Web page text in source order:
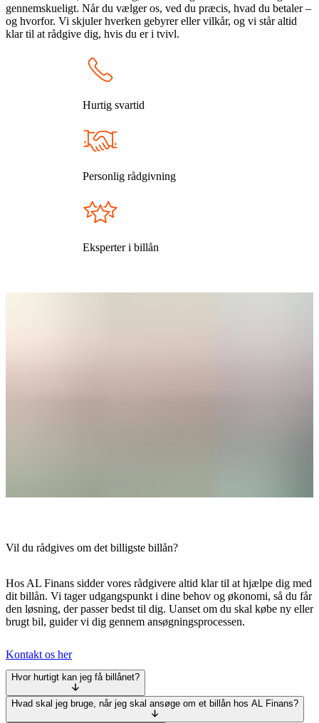
gennemskueligt. Når du vælger os, ved du præcis, hvad du betaler –
og hvorfor. Vi skjuler hverken gebyrer eller vilkår, og vi står altid
klar til at rådgive dig, hvis du er i tvivl.
Hurtig svartid
Personlig rådgivning
Eksperter i billån
Vil du rådgives om det billigste billån?
Hos AL Finans sidder vores rådgivere altid klar til at hjælpe dig med
dit billån. Vi tager udgangspunkt i dine behov og økonomi, så du får
den løsning, der passer bedst til dig. Uanset om du skal købe ny eller
brugt bil, guider vi dig gennem ansøgningsprocessen.
Kontakt os her
Hvor hurtigt kan jeg få billånet?
Hvad skal jeg bruge, når jeg skal ansøge om et billån hos AL Finans?